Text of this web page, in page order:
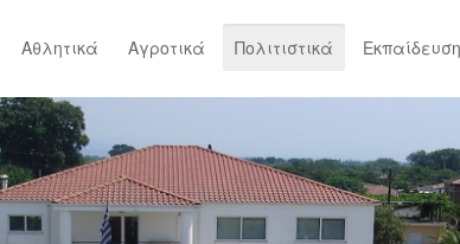
Αθλητικά Αγροτικά Πολιτιστικά Εκπαίδευση